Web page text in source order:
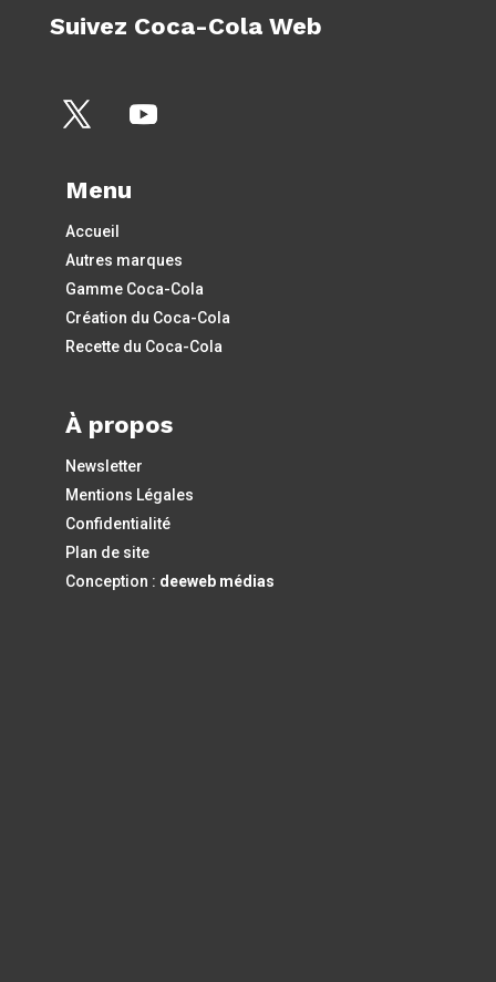
Suivez Coca-Cola Web
Menu
Accueil
Autres marques
Gamme Coca-Cola
Création du Coca-Cola
Recette du Coca-Cola
À propos
Newsletter
Mentions Légales
Confidentialité
Plan de site
Conception : deeweb médias